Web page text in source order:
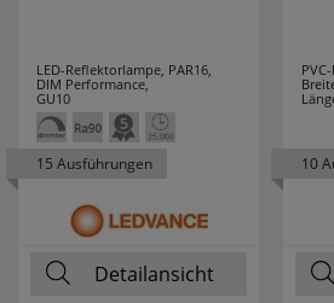
LED-Reflektorlampe, PAR16,
DIM Performance,
GU10
15 Ausführungen
Detailansicht
10